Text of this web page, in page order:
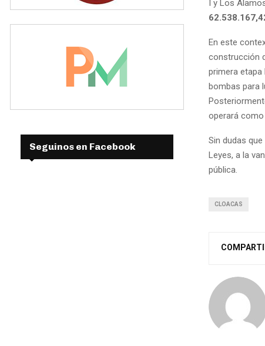
I y Los
En este
construcción
primera etapa
bombas para
operará como
Sin dudas
Leyes, a la
pública.
CLOACAS
Seguinos en Facebook